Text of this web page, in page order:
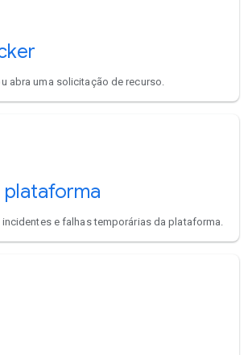
abra uma solicitação de recurso.
plataforma
e falhas temporárias da plataforma.